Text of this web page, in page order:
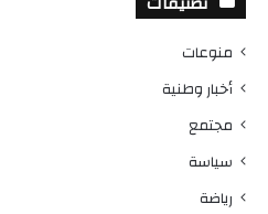
منوعات
أخبار وطنية
مجتمع
سياسة
رياضة